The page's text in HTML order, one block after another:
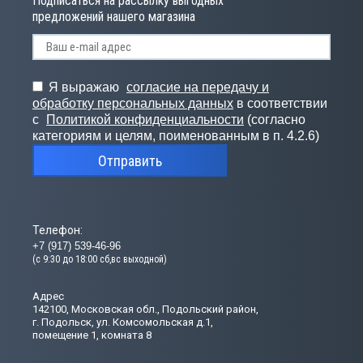
Телефон:
+7 (917) 539-46-96
(с 9:30 до 18:00 сб,вс выходной)
Адрес
142100, Московская обл., Подольский район,
г. Подольск, ул. Комсомольская д.1,
помещение 1, комната 8
предложений нашего магазина
Я выражаю согласие на передачу и
обработку персональных данных в соответствии
с
Политикой конфиденциальности (согласно
категориям и целям, поименованным в п. 4.2.6)
Отправить